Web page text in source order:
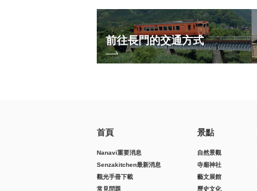
前往長門的交通方式
首頁
Nanavi重要消息
Senzakitchen最新消息
觀光手冊下載
常見問題
景點
自然景觀
寺廟神社
藝文展館
歷史文化